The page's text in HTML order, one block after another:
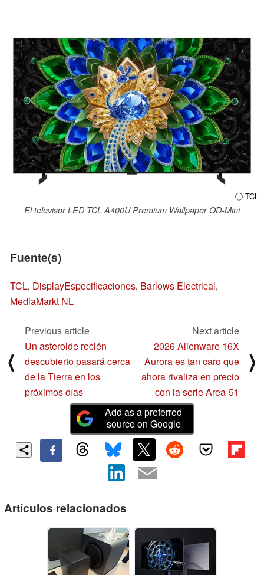
ⓘ TCL
El televisor LED TCL A400U Premium Wallpaper QD-Mini
Fuente(s)
TCL, DisplayEspecificaciones, Barlows Electrical,
MediaMarkt NL
⟨
Previous article
Un asteroide recién
descubierto pasará cerca
de la Tierra en los
próximos días
Next article
2026 Alienware 16X
Aurora es tan caro que
ahora rivaliza en precio
con la serie Area-51
⟩
Add as a preferred
source on Google
Artículos relacionados